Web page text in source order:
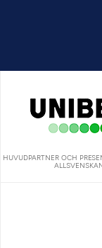
HUVUDPARTNER OCH